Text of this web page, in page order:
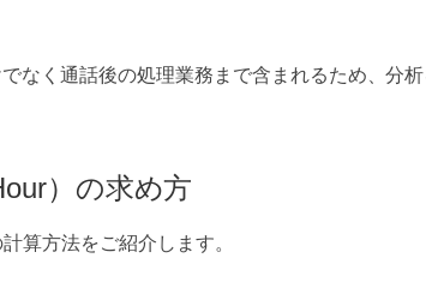
なく通話後の処理業務まで含まれるため、分
）の求め方
算方法をご紹介します。